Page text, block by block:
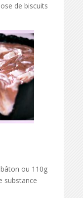
de biscuits
ou 110g
substance